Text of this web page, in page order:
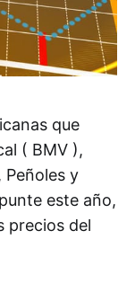
que
( BMV ),
Peñoles y
este año,
precios del